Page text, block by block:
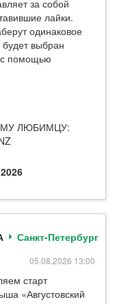
за собой
лайки.
одинаковое
будет выбран
с помощью
ЛЮБИМЦУ:
Санкт-Петербург
05.08.2026 13:00
старт
«Августовский